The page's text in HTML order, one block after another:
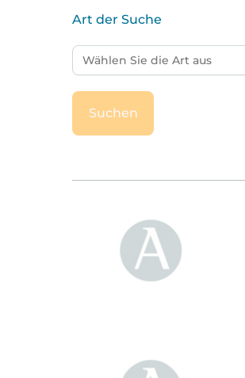
Art der Suche
Suchen